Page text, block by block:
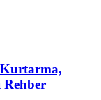
Kurtarma,
Rehber